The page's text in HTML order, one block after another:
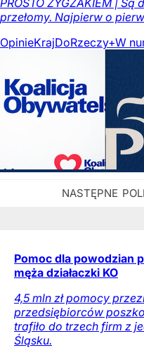
PROSTO ZYGZAKIEM |
przełomy. Najpierw o
OpinieKrajDoRzeczy+W
Pomoc dla powodzian
męża działaczki KO
4,5 mln zł pomocy
przedsiębiorców
trafiło do trzech firm z
Śląsku.